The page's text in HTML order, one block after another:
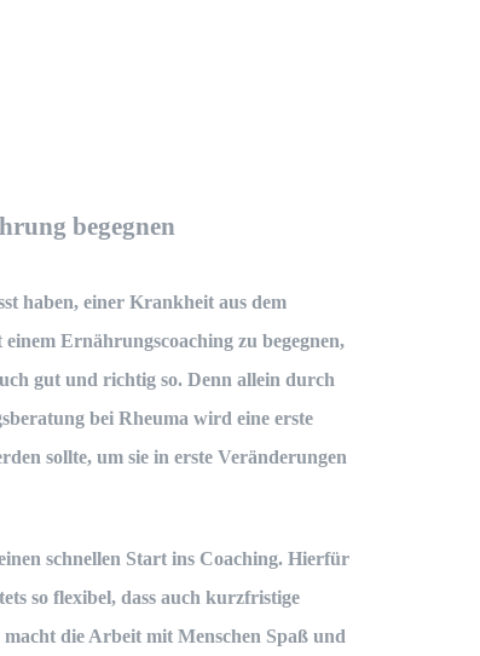
begegnen
haben, einer Krankheit aus dem
Ernährungscoachingzu begegnen,
gut und richtig so. Denn allein durch
bei Rheuma wird eine erste
sollte, um sie in erste Veränderungen
schnellen Start ins Coaching. Hierfür
so flexibel, dass auch kurzfristige
die Arbeit mit Menschen Spaß und